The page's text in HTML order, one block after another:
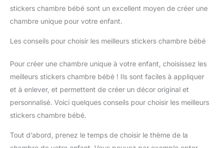
stickers chambre bébé sont un excellent moyen de créer une
chambre unique pour votre enfant.
Les conseils pour choisir les meilleurs stickers chambre bébé
Pour créer une chambre unique à votre enfant, choisissez les
meilleurs stickers chambre bébé ! Ils sont faciles à appliquer
et à enlever, et permettent de créer un décor original et
personnalisé. Voici quelques conseils pour choisir les meilleurs
stickers chambre bébé.
Tout d’abord, prenez le temps de choisir le thème de la